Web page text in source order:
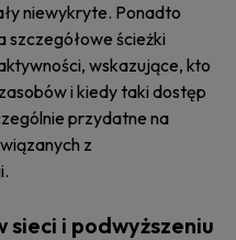
niewykryte. Ponadto
ścieżki
wskazujące, kto
i kiedy taki dostęp
przydatne na
z
sieci i podwyższeniu